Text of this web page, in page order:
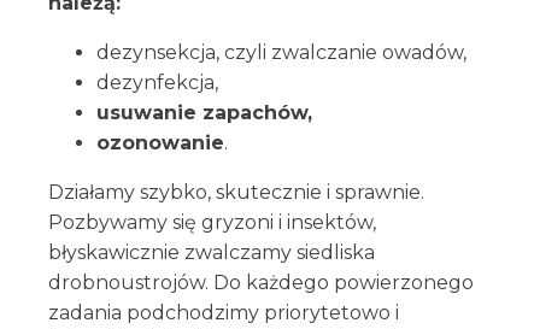
dezynsekcja, czyli zwalczanie owadów,
dezynfekcja,
usuwanie zapachów,
ozonowanie.
Działamy szybko, skutecznie i sprawnie.
Pozbywamy się gryzoni i insektów,
błyskawicznie zwalczamy siedliska
drobnoustrojów. Do każdego powierzonego
zadania podchodzimy priorytetowo i